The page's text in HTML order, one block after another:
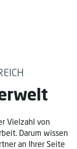
Vielzahl von
Darum wissen
an Ihrer Seite